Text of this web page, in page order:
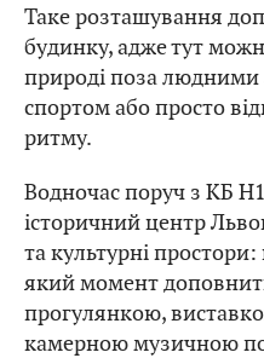
Таке розташування
будинку, адже тут
природі поза
спортом або просто
ритму.
Водночас поруч з КБ
історичний центр
та культурні
який момент
прогулянкою,
камерною музичною